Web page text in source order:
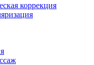
коррекция